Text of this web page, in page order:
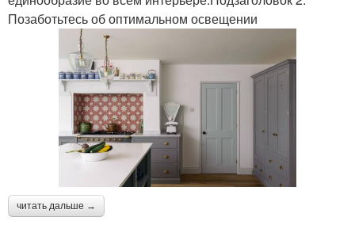
Позаботьтесь об оптимальном освещении
читать дальше →